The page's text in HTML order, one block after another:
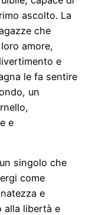
ascolto. La
che
amore,
e
le fa sentire
un
e
singolo che
come
e
alla libertà e